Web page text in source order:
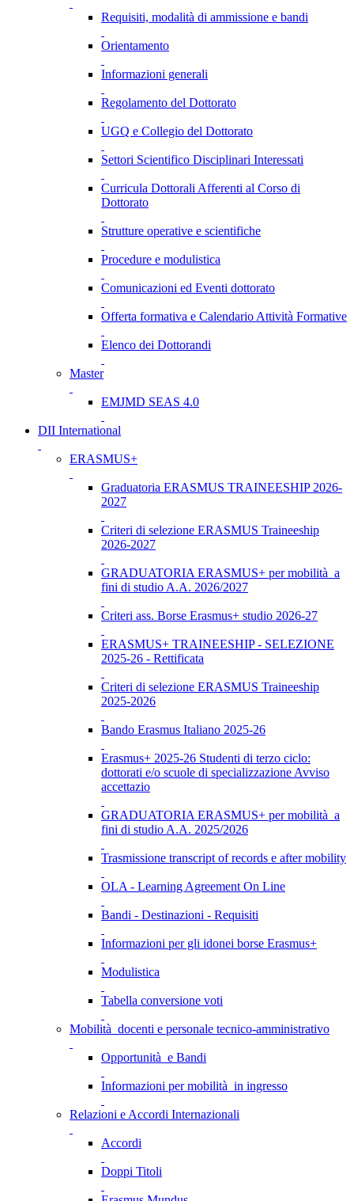
Requisiti, modalità di ammissione e bandi
Orientamento
Informazioni generali
Regolamento del Dottorato
UGQ e Collegio del Dottorato
Settori Scientifico Disciplinari Interessati
Curricula Dottorali Afferenti al Corso di
Dottorato
Strutture operative e scientifiche
Procedure e modulistica
Comunicazioni ed Eventi dottorato
Offerta formativa e Calendario Attività Formative
Elenco dei Dottorandi
Master
EMJMD SEAS 4.0
DII International
ERASMUS+
Graduatoria ERASMUS TRAINEESHIP 2026-
2027
Criteri di selezione ERASMUS Traineeship
2026-2027
GRADUATORIA ERASMUS+ per mobilità a
fini di studio A.A. 2026/2027
Criteri ass. Borse Erasmus+ studio 2026-27
ERASMUS+ TRAINEESHIP - SELEZIONE
2025-26 - Rettificata
Criteri di selezione ERASMUS Traineeship
2025-2026
Bando Erasmus Italiano 2025-26
Erasmus+ 2025-26 Studenti di terzo ciclo:
dottorati e/o scuole di specializzazione Avviso
accettazio
GRADUATORIA ERASMUS+ per mobilità a
fini di studio A.A. 2025/2026
Trasmissione transcript of records e after mobility
OLA - Learning Agreement On Line
Bandi - Destinazioni - Requisiti
Informazioni per gli idonei borse Erasmus+
Modulistica
Tabella conversione voti
Mobilità docenti e personale tecnico-amministrativo
Opportunità e Bandi
Informazioni per mobilità in ingresso
Relazioni e Accordi Internazionali
Accordi
Doppi Titoli